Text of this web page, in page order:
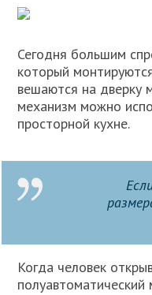
Сегодня большим
который
вешаются на дверку
механизм можно
просторной кухне.
Когда человек